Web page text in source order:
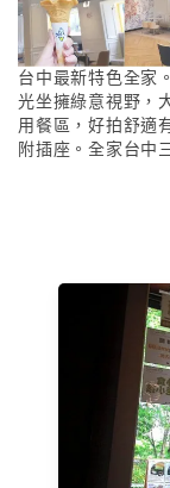
台中最新特色全家
光坐擁綠意視野，
用餐區，好拍舒適
附插座。全家台中